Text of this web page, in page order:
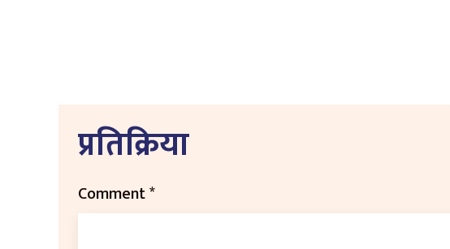
प्रतिक्रिया
Comment*